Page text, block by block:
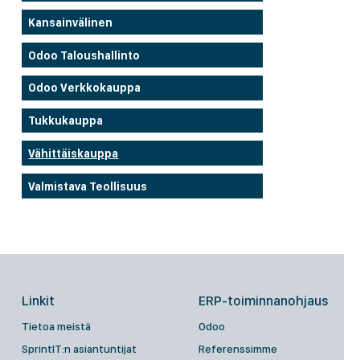
Kansainvälinen
Odoo Taloushallinto
Odoo Verkkokauppa
Tukkukauppa
Vähittäiskauppa
Valmistava Teollisuus
Linkit
Tietoa meistä
SprintIT:n asiantuntijat
ERP-toiminnanohjaus
Odoo
Referenssimme